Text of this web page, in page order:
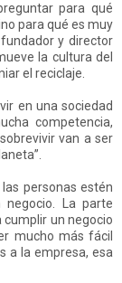
para qué
para qué es muy
y director
la cultura del
el reciclaje.
en una sociedad
competencia,
van a ser
personas estén
La parte
un negocio
mucho más fácil
a la empresa, esa